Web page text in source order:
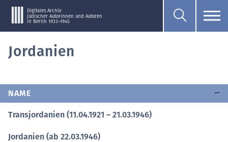
Digitales Archiv
jüdischer Autorinnen und Autoren
in Berlin 1933–1945
Jordanien
NAME
Transjordanien (11.04.1921 – 21.03.1946)
Jordanien (ab 22.03.1946)